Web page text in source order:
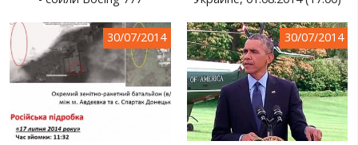
ПУБЛИЧНЫЕ ЛЮДИ
РОССИЙСКО-УКРАИНСКАЯ ВОЙНА
WINTER ON FIRE: UKRAINE'S FIGHT FOR FREEDOM
30/07/2014 30/07/2014